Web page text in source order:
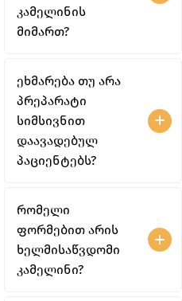
კამელინის
მიმართ?
ეხმარება თუ არა
პრეპარატი
სიმსივნით
დაავადებულ
პაციენტებს?
რომელი
ფორმებით არის
ხელმისაწვდომი
კამელინი?